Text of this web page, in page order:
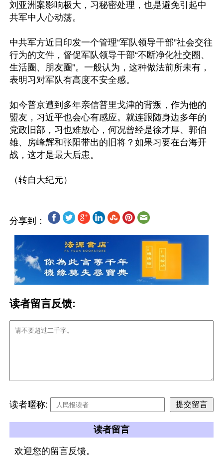
刘亚洲案影响极大，习秘密处理，也是避免引起中
共军中人心动荡。
中共军方近日印发一个管理“军队领导干部”社会交往
行为的文件，督促军队领导干部“不断净化社交圈、
生活圈、朋友圈”。一般认为，这种做法前所未有，
表明习对军队有高度不安全感。
如今普京遭到多年亲信普里戈津的背叛，作为他的
盟友，习近平也会心有感应。就连跟随身边多年的
党政旧部，习也难放心，何况曾经是徐才厚、郭伯
雄、房峰辉和张阳带出的旧将？如果习要在台海开
战，这才是最大后患。
分享到：
读者留言反馈:
读者暱称:
读者留言
欢迎您的留言反馈。